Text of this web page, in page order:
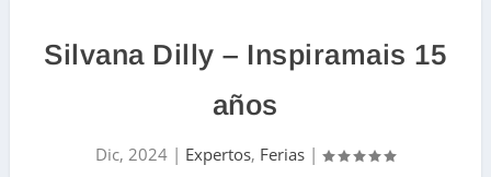
Silvana Dilly – Inspiramais 15
años
Dic, 2024 | Expertos, Ferias |